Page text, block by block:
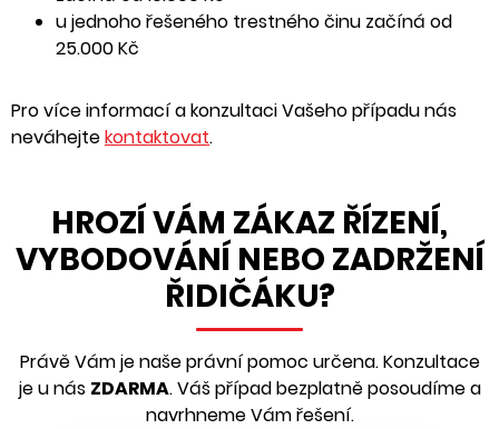
u jednoho řešeného trestného činu začíná od
25.000 Kč
Pro více informací a konzultaci Vašeho případu nás
neváhejtekontaktovat.
HROZÍ VÁM ZÁKAZ ŘÍZENÍ,
VYBODOVÁNÍ NEBO ZADRŽENÍ
ŘIDIČÁKU?
Právě Vám je naše právní pomoc určena. Konzultace
je u nás ZDARMA. Váš případ bezplatně posoudíme a
navrhneme Vám řešení.